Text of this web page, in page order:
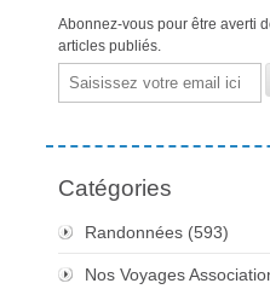
Abonnez-vous pour être averti
articles publiés.
Email
Catégories
Randonnées (593)
Nos Voyages